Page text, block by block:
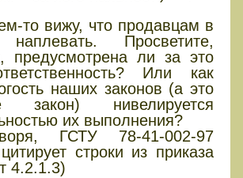
то вижу, что продавцам в
наплевать. Просветите,
предусмотрена ли за это
Или как
наших законов (а это
нивелируется
их выполнения?
ГСТУ 78-41-002-97
строки из приказа
4.2.1.3)